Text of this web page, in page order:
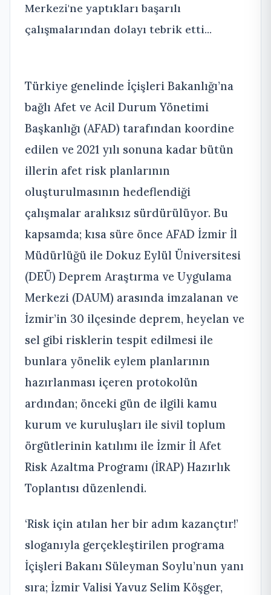
Merkezi'ne yaptıkları başarılı
çalışmalarından dolayı tebrik etti...
Türkiye genelinde İçişleri Bakanlığı’na
bağlı Afet ve Acil Durum Yönetimi
Başkanlığı (AFAD) tarafından koordine
edilen ve 2021 yılı sonuna kadar bütün
illerin afet risk planlarının
oluşturulmasının hedeflendiği
çalışmalar aralıksız sürdürülüyor. Bu
kapsamda; kısa süre önce AFAD İzmir İl
Müdürlüğü ile Dokuz Eylül Üniversitesi
(DEÜ) Deprem Araştırma ve Uygulama
Merkezi (DAUM) arasında imzalanan ve
İzmir’in 30 ilçesinde deprem, heyelan ve
sel gibi risklerin tespit edilmesi ile
bunlara yönelik eylem planlarının
hazırlanması içeren protokolün
ardından; önceki gün de ilgili kamu
kurum ve kuruluşları ile sivil toplum
örgütlerinin katılımı ile İzmir İl Afet
Risk Azaltma Programı (İRAP) Hazırlık
Toplantısı düzenlendi.
‘Risk için atılan her bir adım kazançtır!’
sloganıyla gerçekleştirilen programa
İçişleri Bakanı Süleyman Soylu’nun yanı
sıra; İzmir Valisi Yavuz Selim Köşger,